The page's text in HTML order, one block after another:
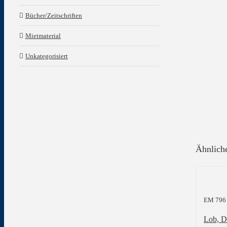
EM
Lob,
Bücher/Zeitschriften
Mietmaterial
Unkategorisiert